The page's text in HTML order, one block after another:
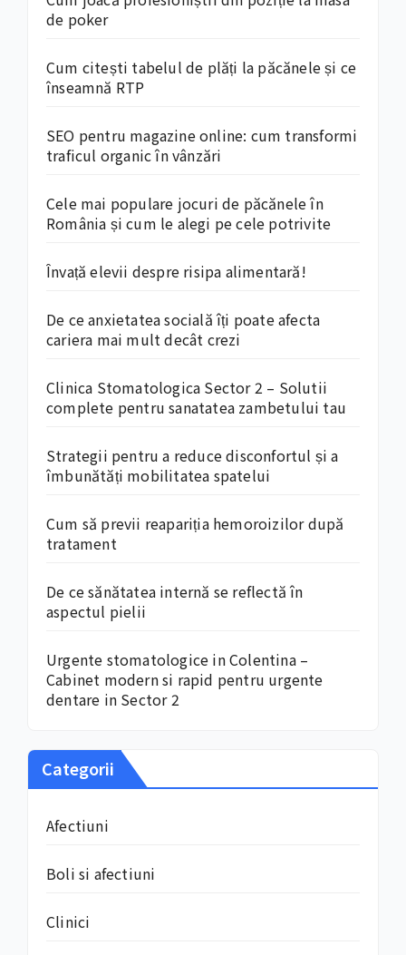
de poker
Cum citești tabelul de plăți la păcănele și ce
înseamnă RTP
SEO pentru magazine online: cum transformi
traficul organic în vânzări
Cele mai populare jocuri de păcănele în
România și cum le alegi pe cele potrivite
Învață elevii despre risipa alimentară!
De ce anxietatea socială îți poate afecta
cariera mai mult decât crezi
Clinica Stomatologica Sector 2 – Solutii
complete pentru sanatatea zambetului tau
Strategii pentru a reduce disconfortul și a
îmbunătăți mobilitatea spatelui
Cum să previi reapariția hemoroizilor după
tratament
De ce sănătatea internă se reflectă în
aspectul pielii
Urgente stomatologice in Colentina –
Cabinet modern si rapid pentru urgente
dentare in Sector 2
Categorii
Afectiuni
Boli si afectiuni
Clinici